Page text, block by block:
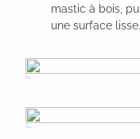
mastic à bois,
une surface lisse.